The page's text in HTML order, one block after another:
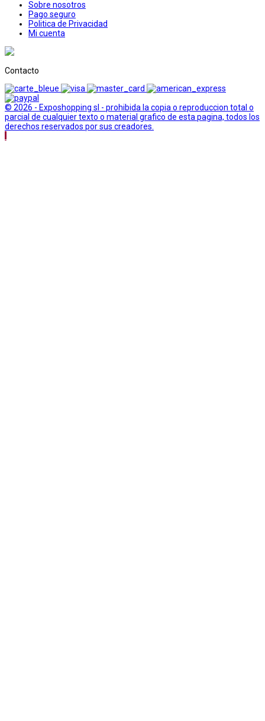
Sobre nosotros
Pago seguro
Politica de Privacidad
Mi cuenta
Contacto
© 2026 - Exposhopping sl - prohibida la copia o reproduccion total o
parcial de cualquier texto o material grafico de esta pagina, todos los
derechos reservados por sus creadores.